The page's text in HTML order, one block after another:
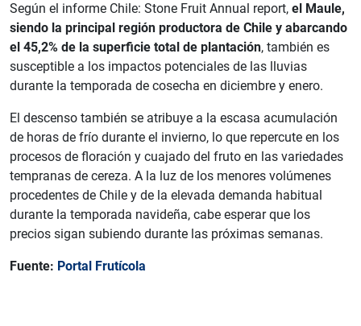
Según el informe Chile: Stone Fruit Annual report, el Maule,
siendo la principal región productora de Chile y abarcando
el 45,2% de la superficie total de plantación, también es
susceptible a los impactos potenciales de las lluvias
durante la temporada de cosecha en diciembre y enero.
El descenso también se atribuye a la escasa acumulación
de horas de frío durante el invierno, lo que repercute en los
procesos de floración y cuajado del fruto en las variedades
tempranas de cereza. A la luz de los menores volúmenes
procedentes de Chile y de la elevada demanda habitual
durante la temporada navideña, cabe esperar que los
precios sigan subiendo durante las próximas semanas.
Fuente: Portal Frutícola